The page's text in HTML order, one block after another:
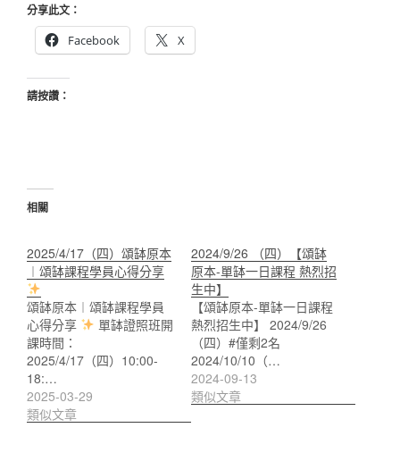
分享此文：
Facebook
X
請按讚：
相關
2025/4/17（四）頌缽原本
︱頌缽課程學員心得分享
頌缽原本︱頌缽課程學員
心得分享
單缽證照班開
課時間：
2025/4/17（四）10:00-
18:…
2025-03-29
類似文章
2024/9/26 （四）【頌缽
原本-單缽一日課程 熱烈招
生中】
【頌缽原本-單缽一日課程
熱烈招生中】 2024/9/26
（四）#僅剩2名
2024/10/10（…
2024-09-13
類似文章